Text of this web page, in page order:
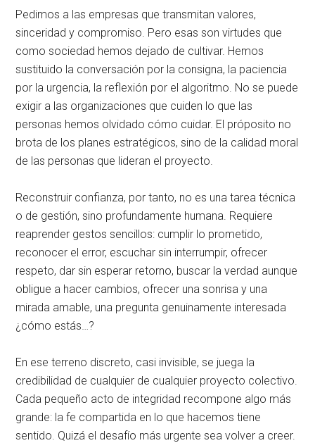
Pedimos a las empresas que transmitan valores,
sinceridad y compromiso. Pero esas son virtudes que
como sociedad hemos dejado de cultivar. Hemos
sustituido la conversación por la consigna, la paciencia
por la urgencia, la reflexión por el algoritmo. No se puede
exigir a las organizaciones que cuiden lo que las
personas hemos olvidado cómo cuidar. El próposito no
brota de los planes estratégicos, sino de la calidad moral
de las personas que lideran el proyecto.
Reconstruir confianza, por tanto, no es una tarea técnica
o de gestión, sino profundamente humana. Requiere
reaprender gestos sencillos: cumplir lo prometido,
reconocer el error, escuchar sin interrumpir, ofrecer
respeto, dar sin esperar retorno, buscar la verdad aunque
obligue a hacer cambios, ofrecer una sonrisa y una
mirada amable, una pregunta genuinamente interesada
¿cómo estás…?
En ese terreno discreto, casi invisible, se juega la
credibilidad de cualquier de cualquier proyecto colectivo.
Cada pequeño acto de integridad recompone algo más
grande: la fe compartida en lo que hacemos tiene
sentido. Quizá el desafío más urgente sea volver a creer.